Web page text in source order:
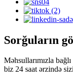
Sorğuların
Məhsullarımızla
biz 24 saat ərzində